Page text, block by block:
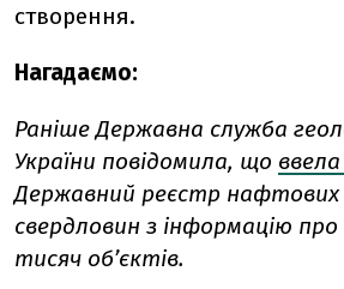
створення.
Нагадаємо:
Раніше Державна служба
України повідомила, що
Державний реєстр нафтових
свердловин з інформацію про
тисяч об’єктів.